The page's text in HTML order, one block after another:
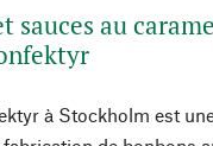
sauces au
à Stockholm est